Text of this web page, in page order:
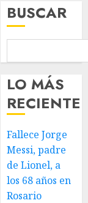
BUSCAR
LO MÁS
RECIENTE
Fallece Jorge
Messi, padre
de Lionel, a
los 68 años en
Rosario